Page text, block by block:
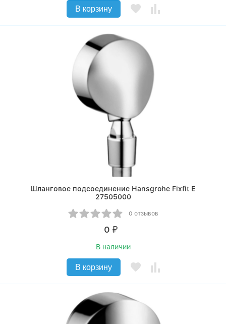
В корзину
Шланговое подсоединение Hansgrohe Fixfit Е
27505000
0 отзывов
0 ₽
В наличии
В корзину